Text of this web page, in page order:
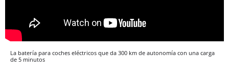
La batería para coches eléctricos que da 300 km de autonomía con una carga
de 5 minutos